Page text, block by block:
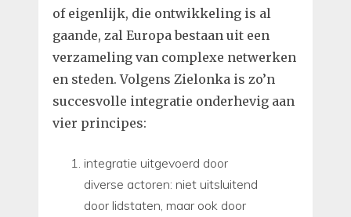
of eigenlijk, die ontwikkeling is al
gaande, zal Europa bestaan uit een
verzameling van complexe netwerken
en steden. Volgens Zielonka is zo’n
succesvolle integratie onderhevig aan
vier principes:
integratie uitgevoerd door
diverse actoren: niet uitsluitend
door lidstaten, maar ook door